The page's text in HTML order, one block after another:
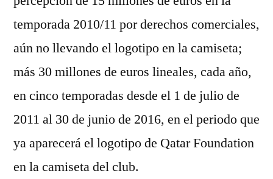
temporada 2010/11 por derechos comerciales,
aún no llevando el logotipo en la camiseta;
más 30 millones de euros lineales, cada año,
en cinco temporadas desde el 1 de julio de
2011 al 30 de junio de 2016, en el periodo que
ya aparecerá el logotipo de Qatar Foundation
en la camiseta del club.